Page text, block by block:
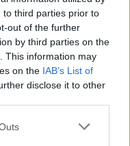
to third parties prior to
out of the further
by third parties on the
This information may
on the IAB’s List of
disclose it to other
one or more Google
, ο άνδρας
σπίτι του και
στην οικία και
.